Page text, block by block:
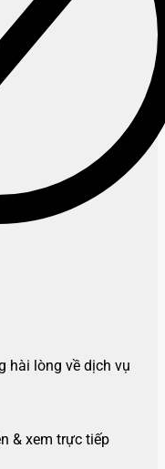
hài lòng về dịch vụ
& xem trực tiếp